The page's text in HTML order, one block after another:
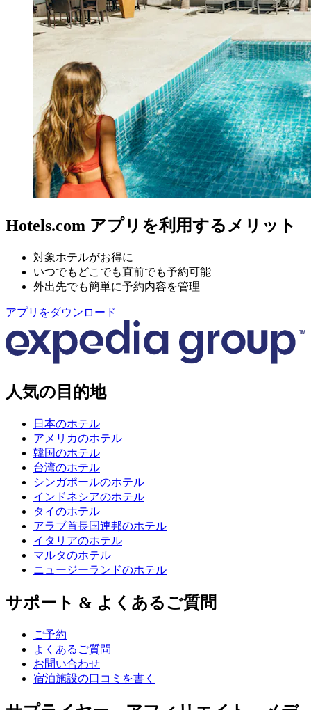
Hotels.com アプリを利用するメリット
対象ホテルがお得に
いつでもどこでも直前でも予約可能
外出先でも簡単に予約内容を管理
アプリをダウンロード
人気の目的地
日本のホテル
アメリカのホテル
韓国のホテル
台湾のホテル
シンガポールのホテル
インドネシアのホテル
タイのホテル
アラブ首長国連邦のホテル
イタリアのホテル
マルタのホテル
ニュージーランドのホテル
サポート & よくあるご質問
ご予約
よくあるご質問
お問い合わせ
宿泊施設の口コミを書く